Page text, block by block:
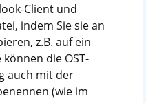
Client und
indem Sie sie an
z.B. auf ein
die OST-
auch mit der
(wie im